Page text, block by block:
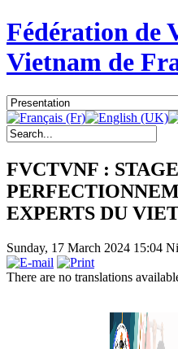
Fédération de
Vietnam de
FVCTVNF :
EXPERTS DU
Sunday, 17 March 2024 15:04
There are no translations